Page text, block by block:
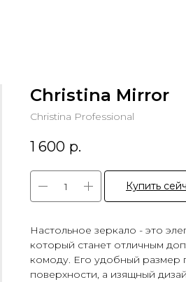
Christina Mirror
Christina Professional
1 600 р.
Купить
Настольное зеркало - это
который станет отличным
комоду. Его удобный размер
поверхности, а изящный